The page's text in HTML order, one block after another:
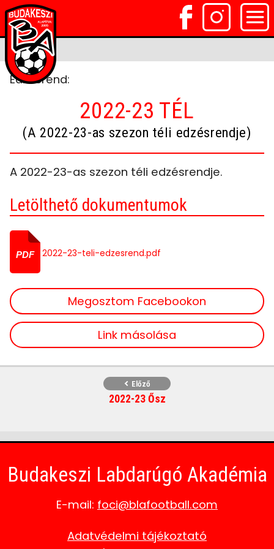
Edzésrend:
2022-23 TÉL
(A 2022-23-as szezon téli edzésrendje)
A 2022-23-as szezon téli edzésrendje.
Letölthető dokumentumok
2022-23-teli-edzesrend.pdf
Megosztom Facebookon
Link másolása
Előző
2022-23 Ősz
Budakeszi Labdarúgó Akadémia
E-mail: foci@blafootball.com
Adatvédelmi tájékoztató